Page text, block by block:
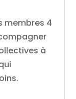
membres 4
à